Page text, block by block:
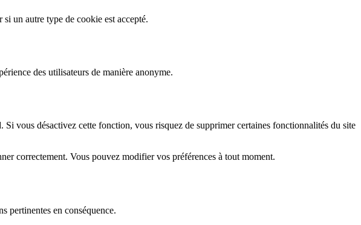
un autre type de cookie est accepté.
des utilisateurs de manière anonyme.
vous désactivez cette fonction, vous risquez de supprimer certaines fonctionnalités du site
correctement. Vous pouvez modifier vos préférences à tout moment.
pertinentes en conséquence.